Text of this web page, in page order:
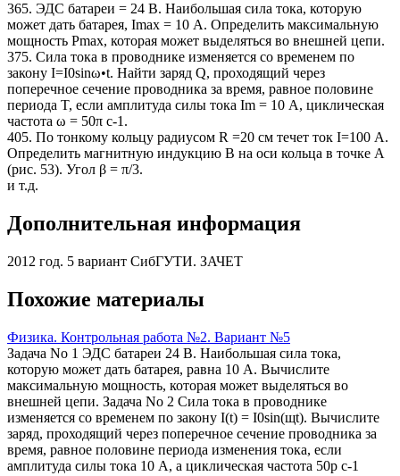
365. ЭДС батареи = 24 В. Наибольшая сила тока, которую
может дать батарея, Imах = 10 А. Определить максимальную
мощность Рmах, которая может выделяться во внешней цепи.
375. Сила тока в проводнике изменяется со временем по
закону I=I0sinω•t. Найти заряд Q, проходящий через
поперечное сечение проводника за время, равное половине
периода T, если амплитуда силы тока Im = 10 А, циклическая
частота ω = 50π c-1.
405. По тонкому кольцу радиусом R =20 см течет ток I=100 А.
Определить магнитную индукцию В на оси кольца в точке А
(рис. 53). Угол β = π/3.
и т.д.
Дополнительная информация
2012 год. 5 вариант СибГУТИ. ЗАЧЕТ
Похожие материалы
Физика. Контрольная работа №2. Вариант №5
Задача No 1 ЭДС батареи 24 В. Наибольшая сила тока,
которую может дать батарея, равна 10 А. Вычислите
максимальную мощность, которая может выделяться во
внешней цепи. Задача No 2 Сила тока в проводнике
изменяется со временем по закону I(t) = I0sin(щt). Вычислите
заряд, проходящий через поперечное сечение проводника за
время, равное половине периода изменения тока, если
амплитуда силы тока 10 А, а циклическая частота 50р c-1